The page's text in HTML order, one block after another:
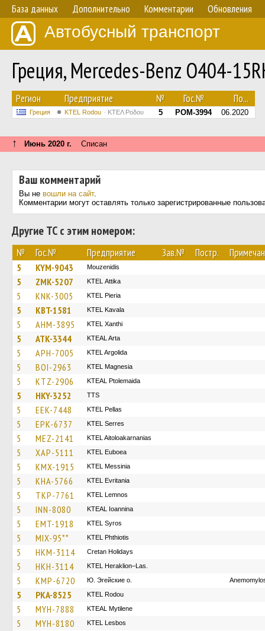
База данных Дополнительно Комментарии Обновления
Автобусный транспорт
Греция, Mercedes-Benz O404-
Регион Предприятие № Гос.№ По...
Греция ΚΤΕL Rodou ΚΤΕΛ Ροδου 5 POM-3994 06.2020
↑ Июнь 2020 г. Списан
Ваш комментарий
Вы не вошли на сайт.
Комментарии могут оставлять только зарегистрированные
Другие ТС с этим номером:
№ Гос.№ Предприятие Зав.№ Постр.
5 KYM-9043 Mouzenidis
5 ZMK-5207 KΤΕL Αttika
5 KNK-3005 KTEL Pieria
5 KBT-1581 KTEL Kavala
5 AHM-3895 KTEL Xanthi
5 ATK-3344 KTEAL Arta
5 APH-7005 KTEL Argolida
5 BOI-2963 ΚΤΕL Magnesia
5 KTZ-2906 KTEAL Ptolemaida
5 HKY-3252 TTS
5 EEK-7448 KTEL Pellas
5 EPK-6737 KTEL Serres
5 MEZ-2141 KTEL Aitoloakarnanias
5 XAP-5111 ΚΤΕL Euboea
5 KMX-1915 KTEL Messinia
5 KHA-5766 ΚΤΕL Evritania
5 TKP-7761 KTEL Lemnos
5 INN-8080 KTEAL Ioannina
5 EMT-1918 KTEL Syros
5 MIX-95** ΚΤΕL Phthiotis
5 HKM-3114 Cretan Holidays
5 HKH-3114 KTEL Heraklion–Las.
5 KMP-6720 Ю. Эгейские о.
5 PKA-8525 ΚΤΕL Rodou
5 MYH-7888 KTEAL Mytilene
5 MYH-8180 KTEL Lesbos